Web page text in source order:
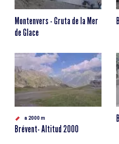
Montenvers - Gruta de la Mer
de Glace
a 2000 m
Brévent- Altitud 2000